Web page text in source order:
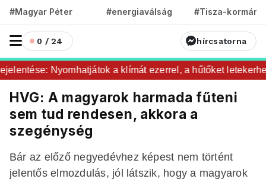
#Magyar Péter #energiaválság #Tisza-kormány
0 / 24 hírcsatorna
Nyomhatjátok a klímát ezerrel, a hűtőket
HVG: A magyarok harmada fűteni
sem tud rendesen, akkora a
szegénység
Bár az előző negyedévhez képest nem történt
jelentős elmozdulás, jól látszik, hogy a magyarok